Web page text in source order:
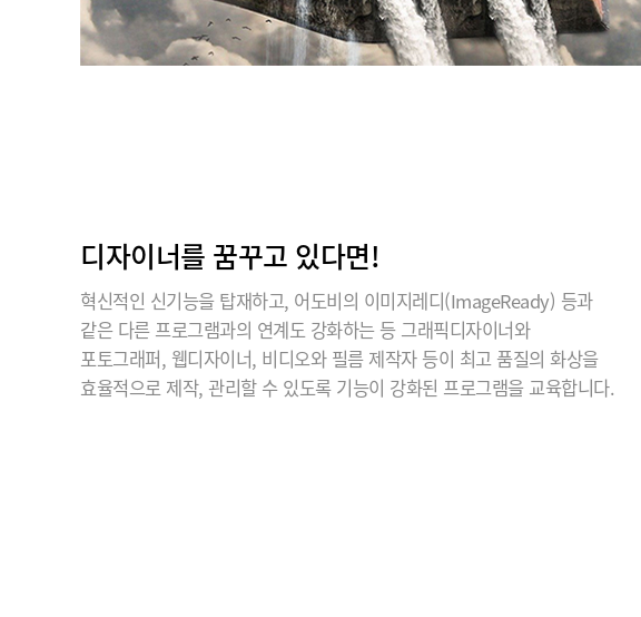
디자이너를 꿈꾸고 있다면!
혁신적인 신기능을 탑재하고, 어도비의 이미지레디(ImageReady) 등과
같은 다른 프로그램과의 연계도 강화하는 등 그래픽디자이너와
포토그래퍼, 웹디자이너, 비디오와 필름 제작자 등이 최고 품질의 화상을
효율적으로 제작, 관리할 수 있도록 기능이 강화된 프로그램을 교육합니다.